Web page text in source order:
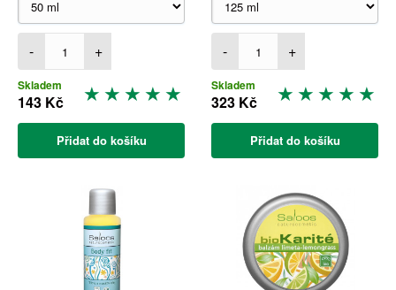
- +
Skladem
143 Kč
Přidat do košíku
- +
Skladem
323 Kč
Přidat do košíku